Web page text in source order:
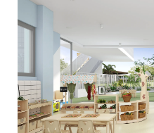
İndir
Bize Ulaşın
Bloglar